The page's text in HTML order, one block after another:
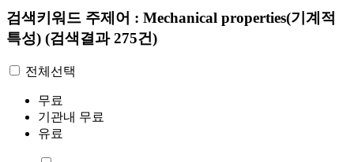
검색키워드 주제어 : Mechanical properties(기계적
특성) (검색결과 275건)
전체선택
무료
기관내 무료
유료